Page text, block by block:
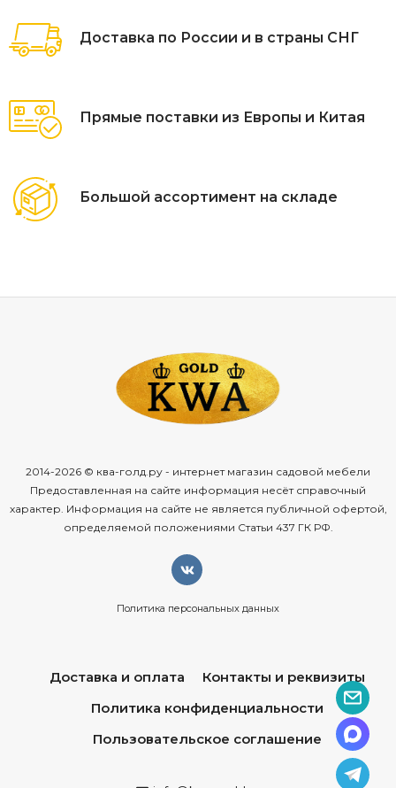
Доставка по России и в страны СНГ
Прямые поставки из Европы и Китая
Большой ассортимент на складе
2014-2026 © ква-голд.ру - интернет магазин садовой мебели
Предоставленная на сайте информация несёт справочный
характер. Информация на сайте не является публичной офертой,
определяемой положениями Статьи 437 ГК РФ.
Политика персональных данных
Доставка и оплата
Контакты и реквизиты
Политика конфиденциальности
Пользовательское соглашение